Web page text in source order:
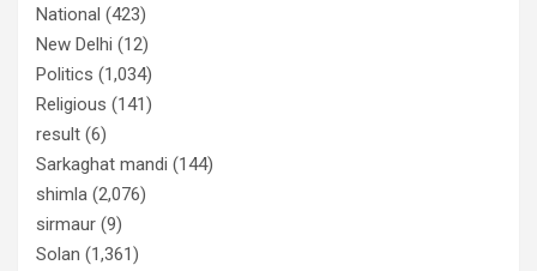
National (423)
New Delhi (12)
Politics (1,034)
Religious (141)
result (6)
Sarkaghat mandi (144)
shimla (2,076)
sirmaur (9)
Solan (1,361)